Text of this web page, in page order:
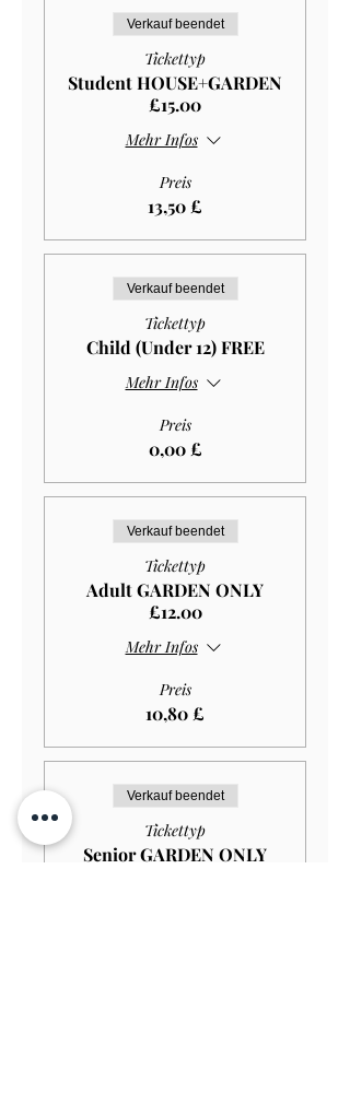
Verkauf beendet
Tickettyp
Student HOUSE+GARDEN
£15.00
Mehr Infos
Preis
13,50 £
Verkauf beendet
Tickettyp
Child (Under 12) FREE
Mehr Infos
Preis
0,00 £
Verkauf beendet
Tickettyp
Adult GARDEN ONLY
£12.00
Mehr Infos
Preis
10,80 £
Verkauf beendet
Tickettyp
Senior GARDEN ONLY